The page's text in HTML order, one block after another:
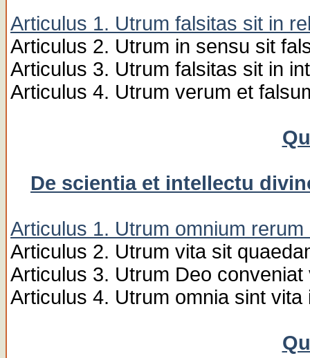
Articulus 1. Utrum falsitas sit in
Articulus 2. Utrum in sensu sit
Articulus 3. Utrum falsitas sit in
Articulus 4. Utrum verum et
De scientia et intellectu
Articulus 1. Utrum omnium
Articulus 2. Utrum vita sit
Articulus 3. Utrum Deo conveniat
Articulus 4. Utrum omnia sint vita